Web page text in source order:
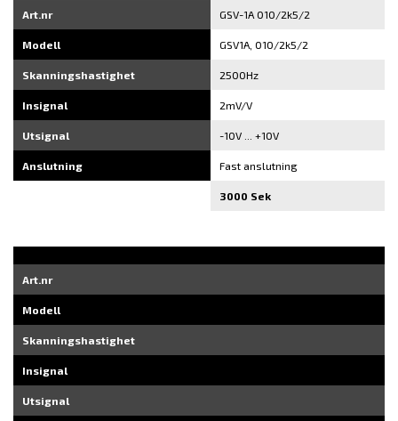
Art.nr GSV-1A 010/2k5/2
Modell GSV1A, 010/2k5/2
Skanningshastighet 2500Hz
Insignal 2mV/V
Utsignal -10V ... +10V
Anslutning Fast anslutning
3000 Sek
Art.nr
Modell
Skanningshastighet
Insignal
Utsignal